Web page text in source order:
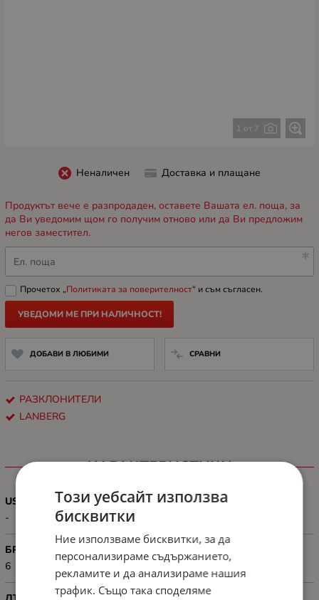
1 от 7
Неналичен Доставка и плащане
Продуктът вече е разпродаден, оставете Вашата ел. поща, за
да Ви уведомим щом го получим отново или да Ви предложим
негов заместител.
Ел. поща
Прочетох „Политиката за поверителност“ и съм съгласен.
УВЕДОМИ МЕ ПРИ НАЛИЧНОСТ!
ДОБАВИ В ЛЮБИМИ СРАВНИ
РАЗКЛОНИТЕЛИ
LANBERG
ХАРАКТЕРИСТИКИ
USB ИЗХОД
-
БРОЙ ГНЕЗДА
6
Този уебсайт използва
бисквитки
Ние използваме бисквитки, за да
персонализираме съдържанието,
рекламите и да анализираме нашия
трафик. Също така споделяме